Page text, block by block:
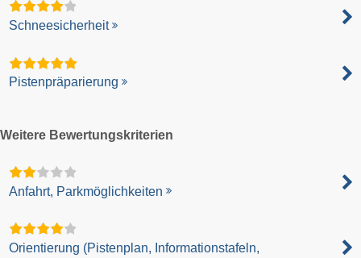
Schneesicherheit
Pistenpräparierung
Weitere Bewertungskriterien
Anfahrt, Parkmöglichkeiten
Orientierung (Pistenplan, Informationstafeln,